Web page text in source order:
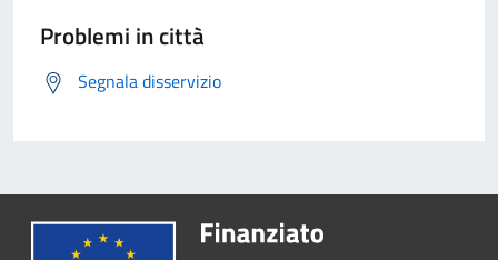
Problemi in città
Segnala disservizio